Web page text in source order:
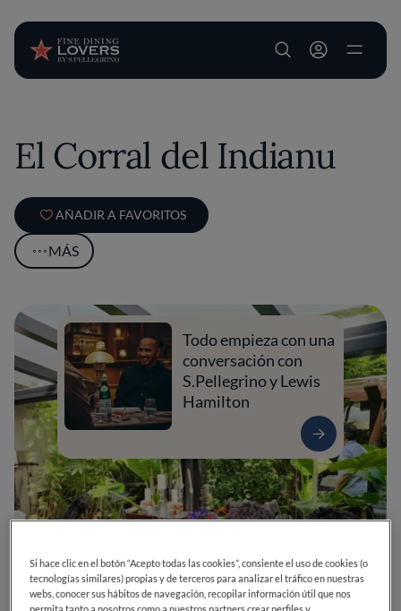
User account
El Corral del Indianu
AÑADIR A FAVORITOS
MÁS
Todo empieza con una
conversación con
S.Pellegrino y Lewis
Hamilton
Si hace clic en el botón “Acepto todas las cookies”, consiente el uso de cookies (o
tecnologías similares) propias y de terceros para analizar el tráfico en nuestras
webs, conocer sus hábitos de navegación, recopilar información útil que nos
permita tanto a nosotros como a nuestros partners crear perfiles y